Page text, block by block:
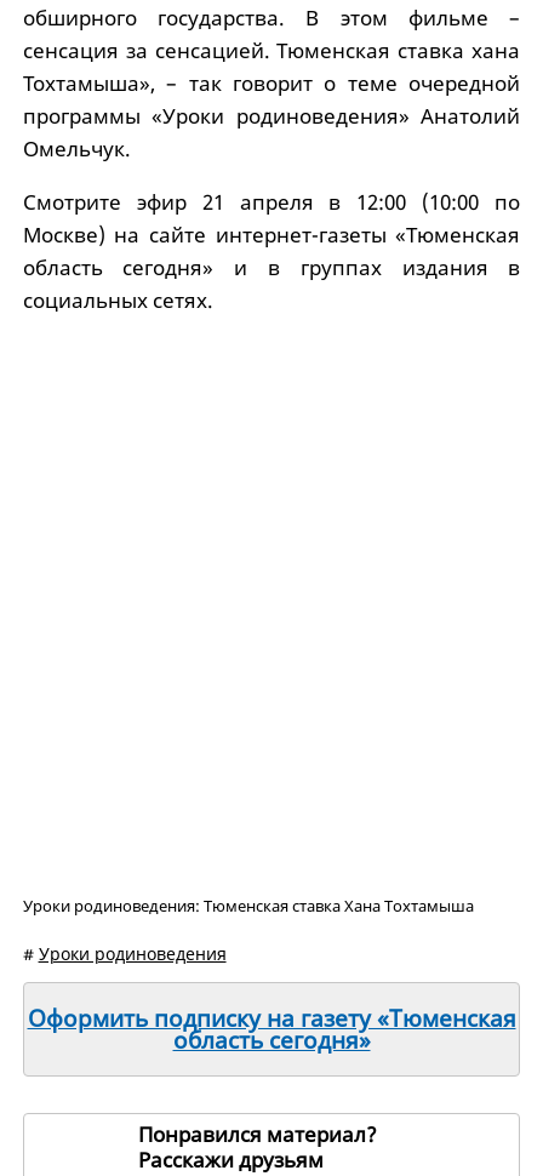
обширного государства. В этом фильме –
сенсация за сенсацией. Тюменская ставка хана
Тохтамыша», – так говорит о теме очередной
программы «Уроки родиноведения» Анатолий
Омельчук.
Смотрите эфир 21 апреля в 12:00 (10:00 по
Москве) на сайте интернет-газеты «Тюменская
область сегодня» и в группах издания в
социальных сетях.
Уроки родиноведения: Тюменская ставка Хана Тохтамыша
# Уроки родиноведения
Оформить подписку на газету «Тюменская
область сегодня»
Понравился материал?
Расскажи друзьям